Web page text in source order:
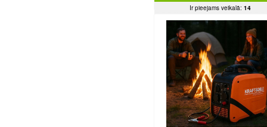
Ir pieejams veikalā: 14